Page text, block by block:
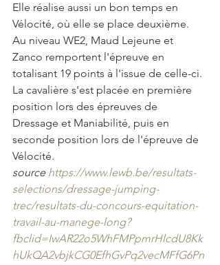
Elle réalise aussi un bon temps en
Vélocité, où elle se place deuxième.
Au niveau WE2, Maud Lejeune et
Zanco remportent l'épreuve en
totalisant 19 points à l'issue de celle-ci.
La cavalière s'est placée en première
position lors des épreuves de
Dressage et Maniabilité, puis en
seconde position lors de l'épreuve de
Vélocité.
source https://www.lewb.be/resultats-
selections/dressage-jumping-
trec/resultats-du-concours-equitation-
travail-au-manege-long?
fbclid=IwAR22o5WhFMPpmrHlcdU8Kk
hUkQA2vbjkCG0EfhGvPq2vecMFfG6Pn